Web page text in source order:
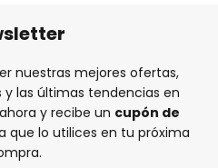
nuestras mejores ofertas,
las últimas tendencias en
y recibe un cupón de
que lo utilices en tu próxima